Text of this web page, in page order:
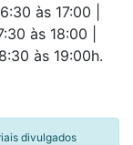
às 17:00 |
às 18:00 |
às 19:00h.
divulgados